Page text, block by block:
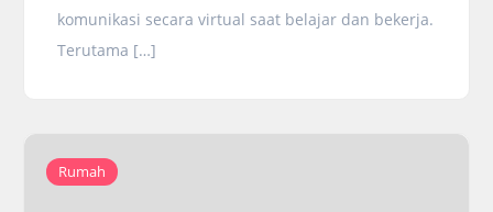
komunikasi secara virtual saat belajar dan bekerja.
Terutama […]
Rumah